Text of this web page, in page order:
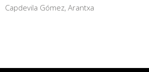
Capdevila Gómez, Arantxa